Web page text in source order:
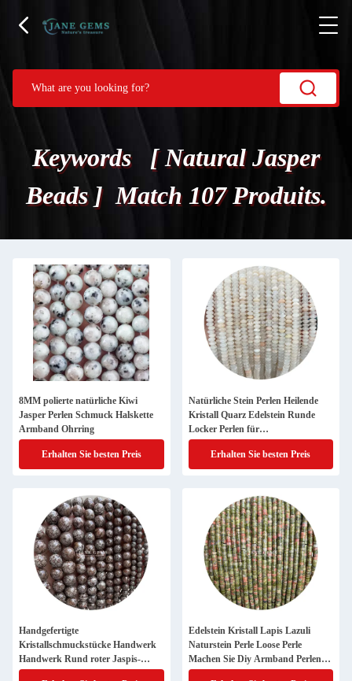
Keywords [ Natural Jasper
Beads ] Match 107 Produits.
8MM polierte natürliche Kiwi
Jasper Perlen Schmuck Halskette
Armband Ohrring
Erhalten Sie besten Preis
Natürliche Stein Perlen Heilende
Kristall Quarz Edelstein Runde
Locker Perlen für
Schmuckherstellung
Erhalten Sie besten Preis
Handgefertigte
Kristallschmuckstücke Handwerk
Handwerk Rund roter Jaspis-
Perlen für Armbänder Halsketten
Edelstein Kristall Lapis Lazuli
Naturstein Perle Loose Perle
Machen Sie Diy Armband Perlen
für Schmuckherstellung